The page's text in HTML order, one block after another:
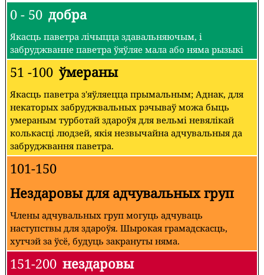
0 - 50 добра
Якасць паветра лічыцца здавальняючым, і
забруджванне паветра ўяўляе мала або няма рызыкі
51 -100 ўмераны
Якасць паветра з'яўляецца прымальным; Аднак, для
некаторых забруджвальных рэчываў можа быць
умераным турботай здароўя для вельмі невялікай
колькасці людзей, якія незвычайна адчувальныя да
забруджвання паветра.
101-150
Нездаровы для адчувальных груп
Члены адчувальных груп могуць адчуваць
наступствы для здароўя. Шырокая грамадскасць,
хутчэй за ўсё, будуць закрануты няма.
151-200 нездаровы